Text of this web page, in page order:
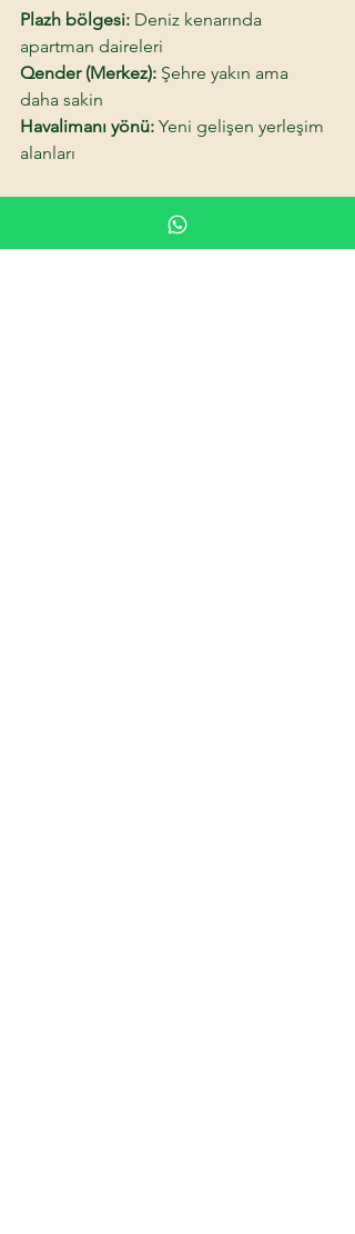
Plazh bölgesi: Deniz kenarında
apartman daireleri
Qender (Merkez): Şehre yakın ama
daha sakin
Havalimanı yönü: Yeni gelişen yerleşim
alanları
Artılar